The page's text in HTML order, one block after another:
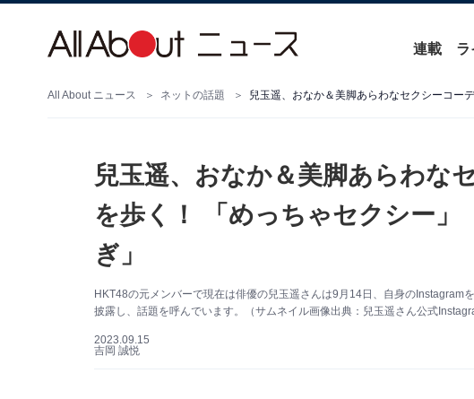
連載 ラ
All About ニュース ネットの話題
兒玉遥、おなか＆美脚あらわな
を歩く！ 「めっちゃセクシー」
ぎ」
HKT48の元メンバーで現在は俳優の兒玉遥さんは9月14日、自身のInstagram
披露し、話題を呼んでいます。（サムネイル画像出典：兒玉遥さん公式
2023.09.15
吉岡 誠悦